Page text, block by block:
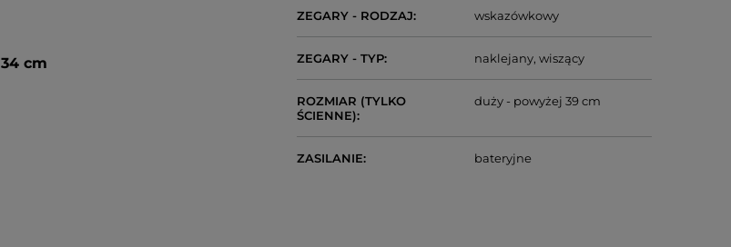
34 cm
ZEGARY - RODZAJ wskazówkowy
ZEGARY - TYP naklejany wiszący
ROZMIAR (TYLKO
ŚCIENNE)
duży - powyżej 39 cm
ZASILANIE bateryjne